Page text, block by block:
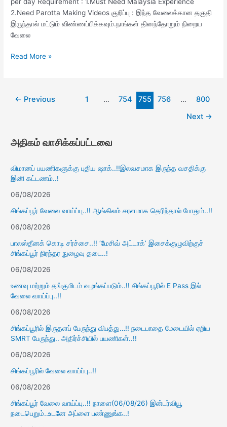
2.Need Parotta Making Videos குறிப்பு : இந்த வேலைக்கான தகுதி
இருந்தால் மட்டும் விண்ணப்பிக்கவும்.நாங்கள் தினந்தோறும் நிறைய
வேலை
Read More »
← Previous 1 … 754 755 756 …
800
Next →
அதிகம் வாசிக்கப்பட்டவை
விமானப் பயணிகளுக்கு புதிய ஷாக்..!!இலவசமாக இருந்த வசதிக்கு
இனி கட்டணம்..!
06/08/2026
சிங்கப்பூர் வேலை வாய்ப்பு..!! ஆங்கிலம் சரளமாக தெரிந்தால் போதும்..!!
06/08/2026
பாலஸ்தீனக் கொடி சர்ச்சை..!! ‘மேசிவ் அட்டாக்’ இசைக்குழுவிற்குச்
சிங்கப்பூர் நிரந்தர நுழைவு தடை..!
06/08/2026
உணவு மற்றும் தங்குமிடம் வழங்கப்படும்..!! சிங்கப்பூரில் E Pass இல்
வேலை வாய்ப்பு..!!
06/08/2026
சிங்கப்பூரில் இருதளப் பேருந்து விபத்து…!! நடைபாதை மேடையில் ஏறிய
SMRT பேருந்து.. அதிர்ச்சியில் பயணிகள்..!!
06/08/2026
சிங்கப்பூரில் வேலை வாய்ப்பு..!!
06/08/2026
சிங்கப்பூர் வேலை வாய்ப்பு..!! நாளை(06/08/26) இன்டர்வியூ
நடைபெறும்..உடனே அப்ளை பண்ணுங்க..!